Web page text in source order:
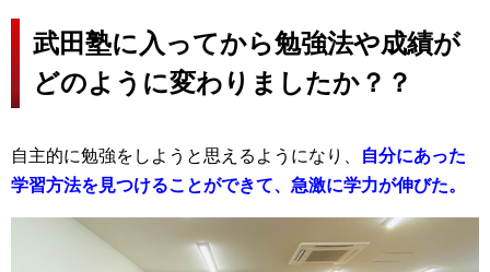
武田塾に入ってから勉強法や成績が
どのように変わりましたか？？
自主的に勉強をしようと思えるようになり、
自分にあった
学習方法を見つけることができて、急激に学力が伸びた。